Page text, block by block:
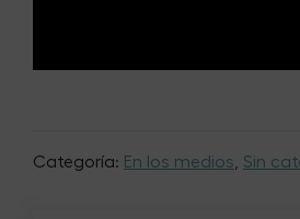
Categoría: En los medios Sin